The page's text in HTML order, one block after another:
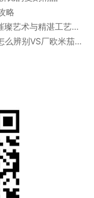
略
精湛工艺的完美融合
厂欧米茄四分之一橙）